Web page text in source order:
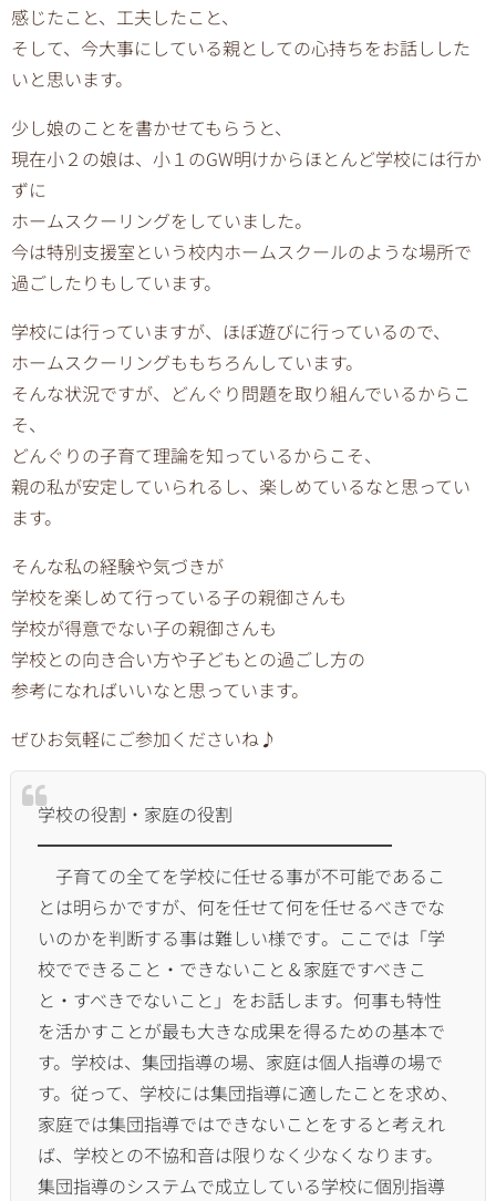
感じたこと、工夫したこと、
そして、 今大事にしている親としての心持ちをお話しした
いと思います。
少し娘のことを書かせてもらうと、
現在小２の娘は、小１のGW明けからほとんど学校には行か
ずに
ホームスクーリングをしていました。
今は特別支援室という校内ホームスクールのような場所で
過ごしたりもしています。
学校には行っていますが、ほぼ遊びに行っているので、
ホームスクーリングももちろんしています。
そんな状況ですが、どんぐり問題を取り組んでいるからこ
そ、
どんぐりの子育て理論を知っているからこそ、
親の私が安定していられるし、楽しめているなと思ってい
ます。
そんな私の経験や気づきが
学校を楽しめて行っている子の親御さんも
学校が得意でない子の親御さんも
学校との向き合い方や子どもとの過ごし方の
参考になればいいなと思っています。
ぜひお気軽にご参加くださいね♪
学校の役割・家庭の役割
━━━━━━━━━━━━━━━━━━━━
子育ての全てを学校に任せる事が不可能であるこ
とは明らかですが、 何を任せて何を任せるべきでな
いのかを判断する事は難しい様です。ここでは「学
校でできること・できないこと＆家庭ですべきこ
と・すべきでないこと」をお話します。 何事も特性
を活かすことが最も大きな成果を得るための基本で
す。 学校は、集団指導の場、家庭は個人指導の場で
す。従って、 学校には集団指導に適したことを求め、
家庭では集団指導ではできないことをすると考えれ
ば、 学校との不協和音は限りなく少なくなります。
集団指導のシステムで成立している学校に個別指導